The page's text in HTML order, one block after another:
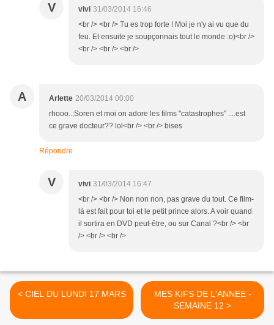
V vivi 31/03/2014 16:46
<br /> <br /> Tu es trop forte ! Moi je n'y ai vu que du
feu. Et ensuite je soupçonnais tout le monde :o)<br />
<br /> <br /> <br />
A Arlette 20/03/2014 00:00
rhooo..;Soren et moi on adore les films "catastrophes" ....est
ce grave docteur?? lol<br /> <br /> bises
Répondre
V vivi 31/03/2014 16:47
<br /> <br /> Non non non, pas grave du tout. Ce film-
là est fait pour toi et le petit prince alors. A voir quand
il sortira en DVD peut-être, ou sur Canal ?<br /> <br
/> <br /> <br />
< CIEL DU LUNDI 17 MARS
MES KIFS DE L'ANNEE -
SEMAINE 12 >